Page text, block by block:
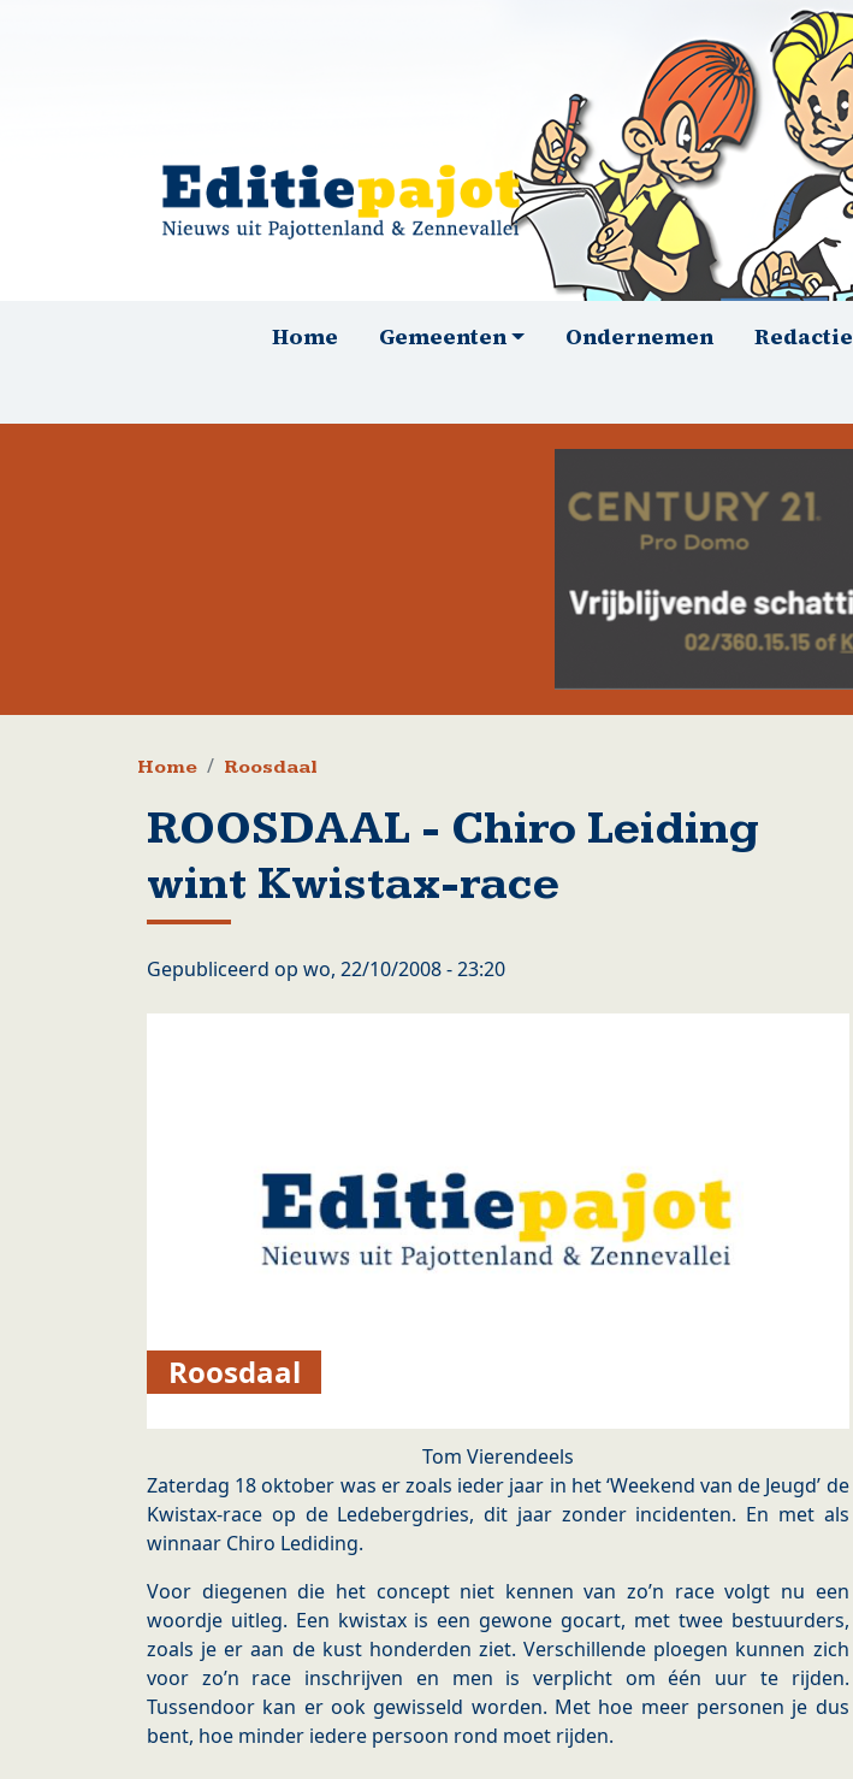
HoofdnavigatieHome Gemeenten Ondernemen Redactie
Kruimelpad
Home Roosdaal
ROOSDAAL - Chiro Leiding
wint Kwistax-race
Gepubliceerd op wo, 22/10/2008 - 23:20
Roosdaal
Tom Vierendeels
Zaterdag 18 oktober was er zoals ieder jaar in het ‘Weekend van de Jeugd’ de
Kwistax-race op de Ledebergdries, dit jaar zonder incidenten. En met als
winnaar Chiro Lediding.
Voor diegenen die het concept niet kennen van zo’n race volgt nu een
woordje uitleg. Een kwistax is een gewone gocart, met twee bestuurders,
zoals je er aan de kust honderden ziet. Verschillende ploegen kunnen zich
voor zo’n race inschrijven en men is verplicht om één uur te rijden.
Tussendoor kan er ook gewisseld worden. Met hoe meer personen je dus
bent, hoe minder iedere persoon rond moet rijden.